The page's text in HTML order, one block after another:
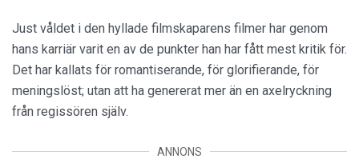
Just våldet i den hyllade filmskaparens filmer har genom
hans karriär varit en av de punkter han har fått mest kritik för.
Det har kallats för romantiserande, för glorifierande, för
meningslöst; utan att ha genererat mer än en axelryckning
från regissören själv.
ANNONS